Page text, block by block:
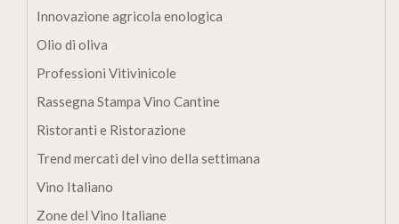
Innovazione agricola enologica
Olio di oliva
Professioni Vitivinicole
Rassegna Stampa Vino Cantine
Ristoranti e Ristorazione
Trend mercati del vino della settimana
Vino Italiano
Zone del Vino Italiane